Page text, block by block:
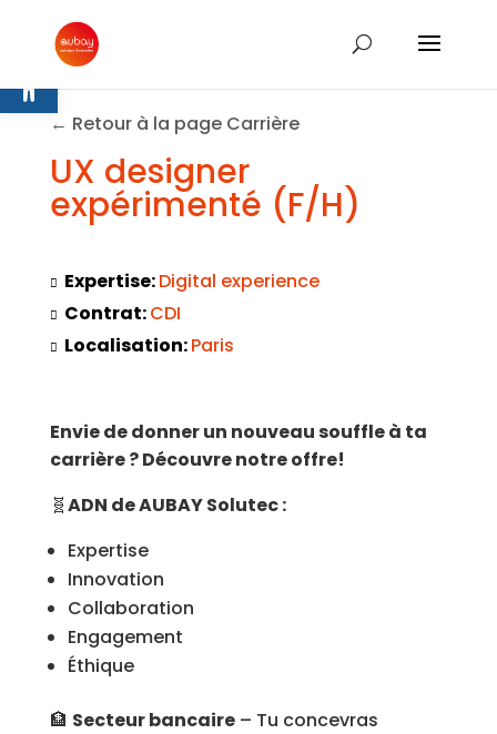
← Retour à la page Carrière
UX designer
expérimenté (F/H)
Expertise:Digital experience
Contrat:CDI
Localisation:Paris
Envie de donner un nouveau souffle à ta
carrière ? Découvre notre offre!
🧬ADN de AUBAY Solutec :
Expertise
Innovation
Collaboration
Engagement
Éthique
🏦 Secteur bancaire– Tu concevras
Ouvrir la barre d’outils